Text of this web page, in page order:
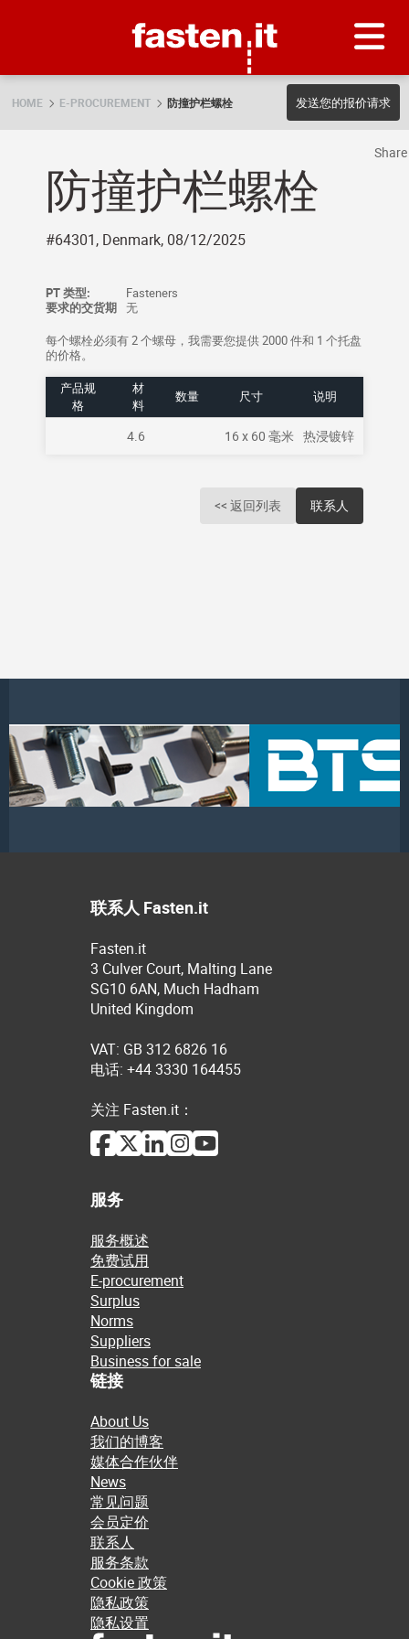
HOME E-PROCUREMENT 防撞护栏螺栓 发送您的报价请求
防撞护栏螺栓
#64301, Denmark, 08/12/2025
PT 类型:
Fasteners
要求的交货期 无
每个螺栓必须有 2 个螺母，我需要您提供 2000 件和 1 个托盘
的价格。
产品规
格
材
料
数量 尺寸 说明
4.6 16 x 60 毫米 热浸镀锌
<< 返回列表 联系人
Share
联系人 Fasten.it
Fasten.it
3 Culver Court, Malting Lane
SG10 6AN, Much Hadham
United Kingdom
VAT: GB 312 6826 16
电话: +44 3330 164455
关注 Fasten.it：
服务
服务概述
免费试用
E-procurement
Surplus
Norms
Suppliers
Business for sale
链接
About Us
我们的博客
媒体合作伙伴
News
常见问题
会员定价
联系人
服务条款
Cookie 政策
隐私政策
隐私设置